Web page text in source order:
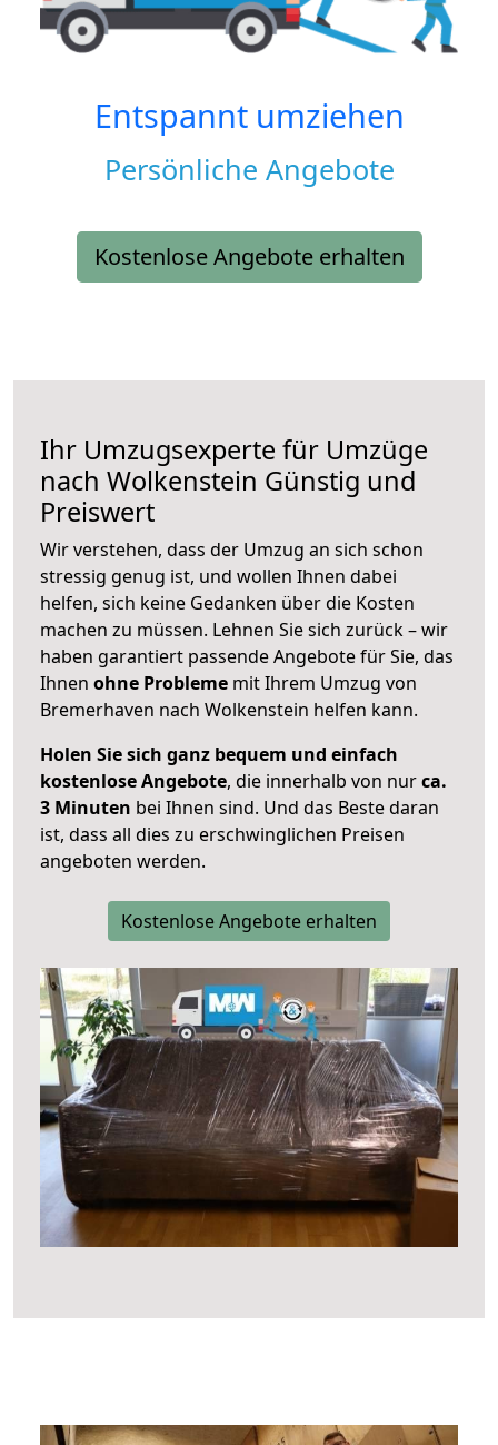
Entspannt umziehen
Persönliche Angebote
Kostenlose Angebote erhalten
Ihr Umzugsexperte für Umzüge
nach Wolkenstein Günstig und
Preiswert
Wir verstehen, dass der Umzug an sich schon
stressig genug ist, und wollen Ihnen dabei
helfen, sich keine Gedanken über die Kosten
machen zu müssen. Lehnen Sie sich zurück – wir
haben garantiert passende Angebote für Sie, das
Ihnen ohne Probleme mit Ihrem Umzug von
Bremerhaven nach Wolkenstein helfen kann.
Holen Sie sich ganz bequem und einfach
kostenlose Angebote, die innerhalb von nurca.
3 Minuten bei Ihnen sind. Und das Beste daran
ist, dass all dies zu erschwinglichen Preisen
angeboten werden.
Kostenlose Angebote erhalten